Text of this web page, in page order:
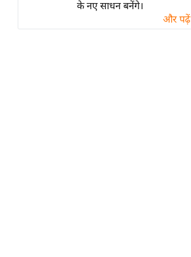
राशिफल
विशेष
के नए साधन बनेंगे।
और पढ़ें